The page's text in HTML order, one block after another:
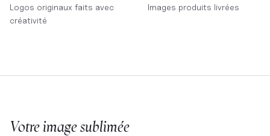
Logos originaux faits avec
créativité
Images produits livrées
Votre image sublimée